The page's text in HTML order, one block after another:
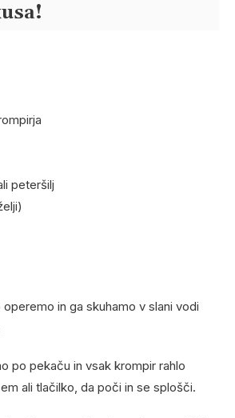
peteršilj
in ga skuhamo v slani vodi
po pekaču in vsak krompir rahlo
ali tlačilko, da poči in se splošči.